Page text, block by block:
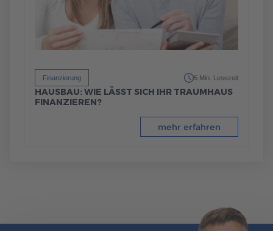
Finanzierung 5 Min. Lesezeit
HAUSBAU: WIE LÄSST SICH IHR TRAUMHAUS
FINANZIEREN?
mehr erfahren